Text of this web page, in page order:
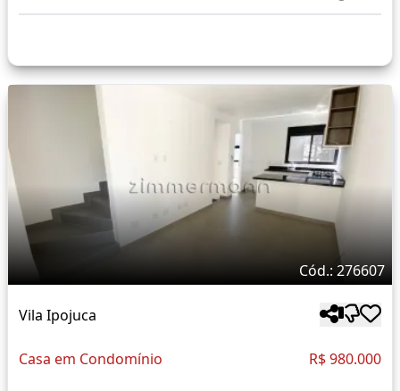
Cód.: 276607
Vila Ipojuca
Casa em Condomínio R$ 980.000